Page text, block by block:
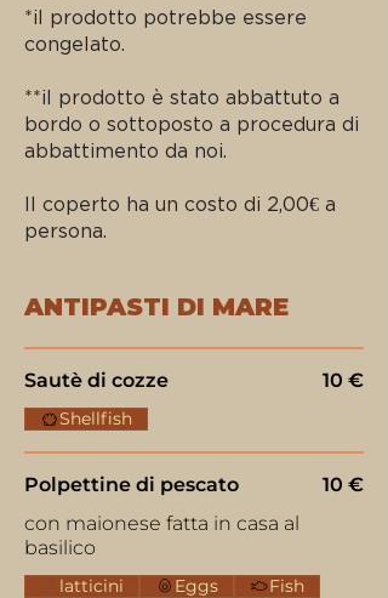
*il prodotto potrebbe essere
congelato.
**il prodotto è stato abbattuto a
bordo o sottoposto a procedura di
abbattimento da noi.
Il coperto ha un costo di 2,00€ a
persona.
ANTIPASTI DI MARE
Sautè di cozze 10 €
Shellfish
Polpettine di pescato
con maionese fatta in casa al
basilico
10 €
latticini Eggs Fish